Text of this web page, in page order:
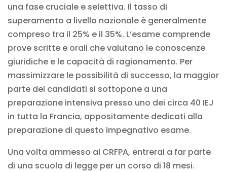
una fase cruciale e selettiva. Il tasso di
superamento a livello nazionale è generalmente
compreso tra il 25% e il 35%. L’esame comprende
prove scritte e orali che valutano le conoscenze
giuridiche e le capacità di ragionamento. Per
massimizzare le possibilità di successo, la maggior
parte dei candidati si sottopone a una
preparazione intensiva presso uno dei circa 40 IEJ
in tutta la Francia, appositamente dedicati alla
preparazione di questo impegnativo esame.
Una volta ammesso al CRFPA, entrerai a far parte
di una scuola di legge per un corso di 18 mesi.